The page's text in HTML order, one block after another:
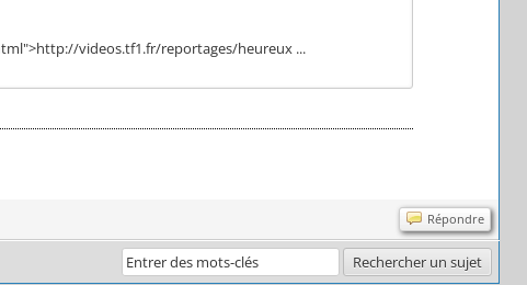
videos.tf1.fr/reportages/heureux ...
Répondre